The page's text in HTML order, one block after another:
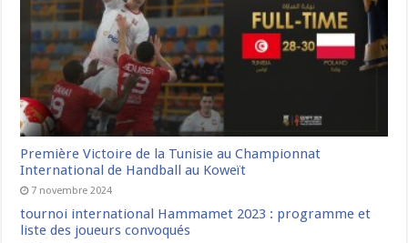
Première Victoire de la Tunisie au Championnat
International de Handball au Koweït
7 novembre 2024
tournoi international Hammamet 2023 : programme et
liste des joueurs convoqués